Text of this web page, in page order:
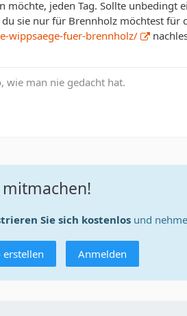
jeden Tag. Sollte unbedingt
sie nur für Brennholz möchtest
wippsaege-fuer-brennholz/
wie man nie gedacht hat.
mitmachen!
Sie sich kostenlos und
Anmelden